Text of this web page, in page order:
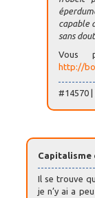
capable
sans
Vous
http://
#14570 |
Capitalisme
Il se trouve
je n’y ai a